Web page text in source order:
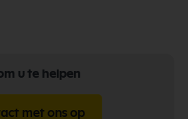
u te helpen
met ons op